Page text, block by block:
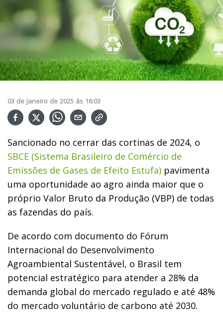
03 de Janeiro de 2025 ás 16:03
Sancionado no cerrar das cortinas de 2024, o
SBCE (Sistema Brasileiro de Comércio de
Emissões de Gases de Efeito Estufa) pavimenta
uma oportunidade ao agro ainda maior que o
próprio Valor Bruto da Produção (VBP) de todas
as fazendas do país.
De acordo com documento do Fórum
Internacional do Desenvolvimento
Agroambiental Sustentável, o Brasil tem
potencial estratégico para atender a 28% da
demanda global do mercado regulado e até 48%
do mercado voluntário de carbono até 2030.